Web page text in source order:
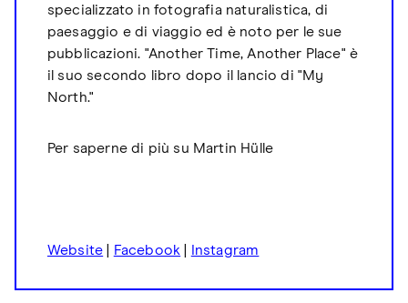
specializzato in fotografia naturalistica, di
paesaggio e di viaggio ed è noto per le sue
pubblicazioni. "Another Time, Another Place" è
il suo secondo libro dopo il lancio di "My
North."
Per saperne di più su Martin Hülle
Website Facebook Instagram